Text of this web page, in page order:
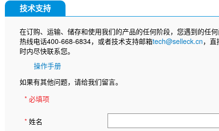
技术支持
在订购、运输、储存和使用我们的产品的任何阶段，您遇到的任
热线电话400-668-6834，或者技术支持邮箱tech@selleck.cn，
时内尽快联系您。
操作手册
如果有其他问题，请给我们留言。
* 必填项
* 姓名